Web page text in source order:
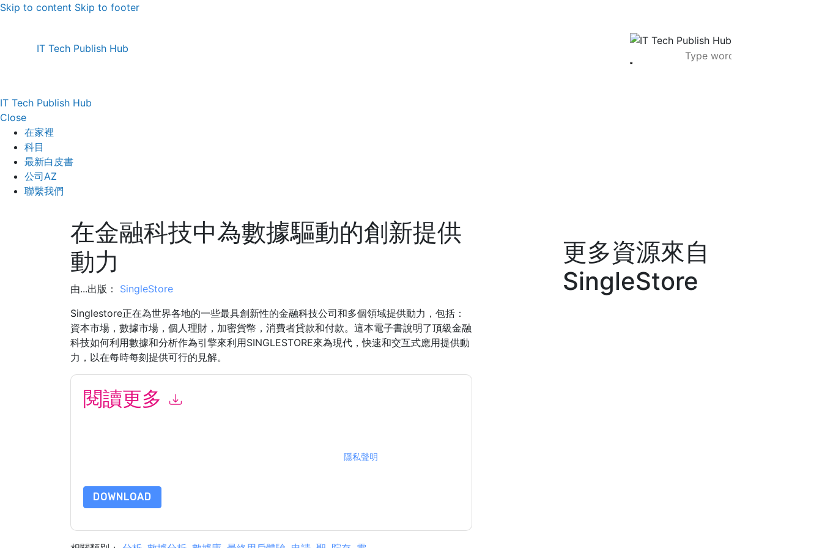
Skip to content Skip to footer
IT Tech Publish Hub
IT Tech Publish Hub
Close
在家裡
科目
最新白皮書
公司AZ
聯繫我們
在金融科技中為數據驅動的創新提供
動力
由...出版： SingleStore
Singlestore正在為世界各地的一些最具創新性的金融科技公司和多個領域提供動力，包括：
資本市場，數據市場，個人理財，加密貨幣，消費者貸款和付款。這本電子書說明了頂級金融
科技如何利用數據和分析作為引擎來利用SINGLESTORE來為現代，快速和交互式應用提供動
力，以在每時每刻提供可行的見解。
閱讀更多
隱私聲明
DOWNLOAD
更多資源來自
SingleStore